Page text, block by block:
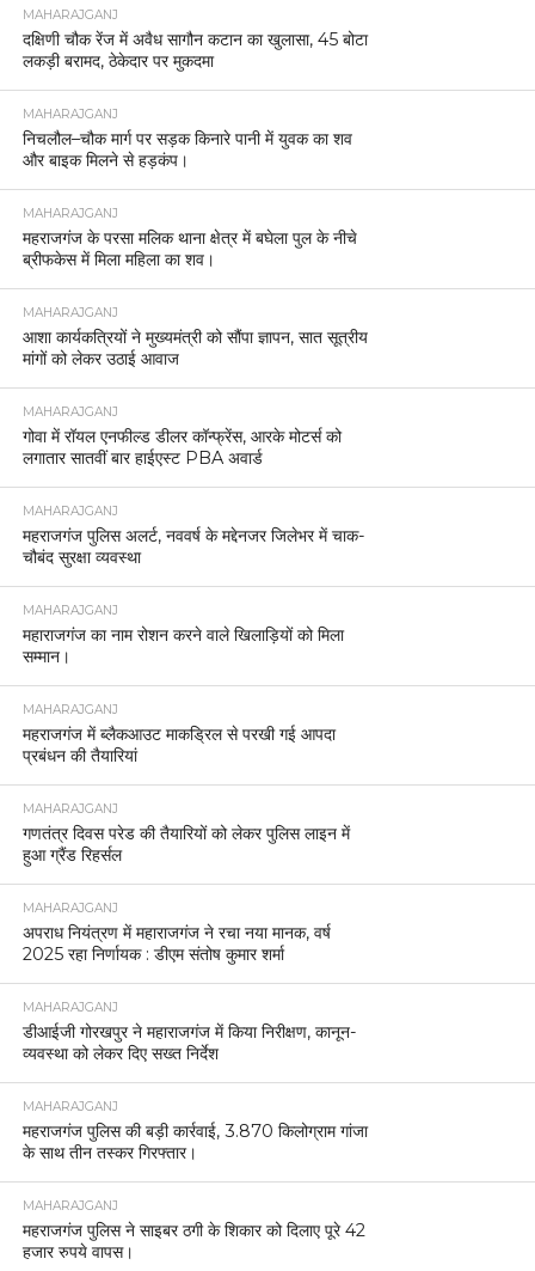
MAHARAJGANJ
दक्षिणी चौक रेंज में अवैध सागौन कटान का खुलासा, 45 बोटा
लकड़ी बरामद, ठेकेदार पर मुकदमा
MAHARAJGANJ
निचलौल–चौक मार्ग पर सड़क किनारे पानी में युवक का शव
और बाइक मिलने से हड़कंप।
MAHARAJGANJ
महराजगंज के परसा मलिक थाना क्षेत्र में बघेला पुल के नीचे
ब्रीफकेस में मिला महिला का शव।
MAHARAJGANJ
आशा कार्यकत्रियों ने मुख्यमंत्री को सौंपा ज्ञापन, सात सूत्रीय
मांगों को लेकर उठाई आवाज
MAHARAJGANJ
गोवा में रॉयल एनफील्ड डीलर कॉन्फ्रेंस, आरके मोटर्स को
लगातार सातवीं बार हाईएस्ट PBA अवार्ड
MAHARAJGANJ
महराजगंज पुलिस अलर्ट, नववर्ष के मद्देनजर जिलेभर में चाक-
चौबंद सुरक्षा व्यवस्था
MAHARAJGANJ
महाराजगंज का नाम रोशन करने वाले खिलाड़ियों को मिला
सम्मान।
MAHARAJGANJ
महराजगंज में ब्लैकआउट माकड्रिल से परखी गई आपदा
प्रबंधन की तैयारियां
MAHARAJGANJ
गणतंत्र दिवस परेड की तैयारियों को लेकर पुलिस लाइन में
हुआ ग्रैंड रिहर्सल
MAHARAJGANJ
अपराध नियंत्रण में महाराजगंज ने रचा नया मानक, वर्ष
2025 रहा निर्णायक : डीएम संतोष कुमार शर्मा
MAHARAJGANJ
डीआईजी गोरखपुर ने महाराजगंज में किया निरीक्षण, कानून-
व्यवस्था को लेकर दिए सख्त निर्देश
MAHARAJGANJ
महराजगंज पुलिस की बड़ी कार्रवाई, 3.870 किलोग्राम गांजा
के साथ तीन तस्कर गिरफ्तार।
MAHARAJGANJ
महराजगंज पुलिस ने साइबर ठगी के शिकार को दिलाए पूरे 42
हजार रुपये वापस।